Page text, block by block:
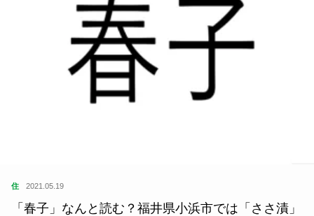
住 2021.05.19
「春子」なんと読む？福井県小浜市では「ささ漬」